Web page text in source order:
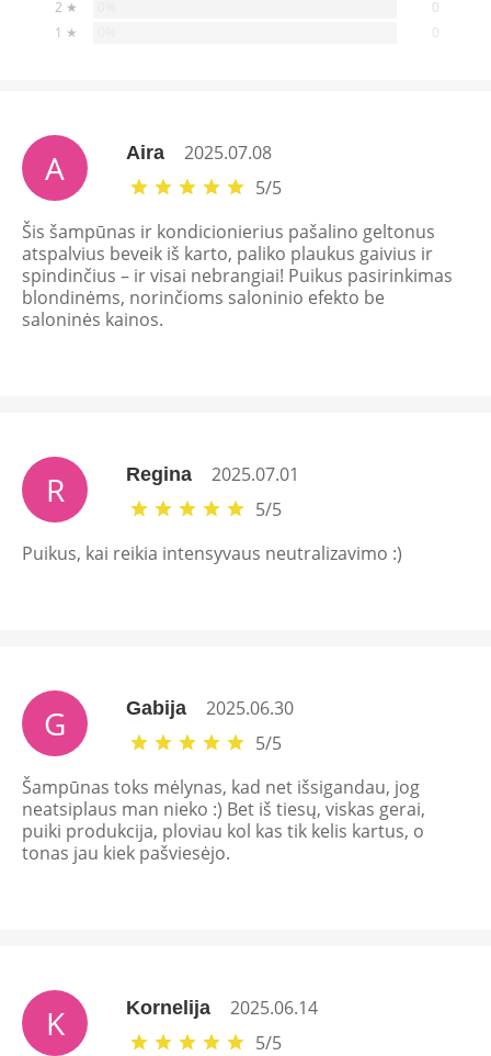
2 ★
0
1 ★
0
A Aira
2025.07.08
5/5
Šis šampūnas ir kondicionierius pašalino geltonus
atspalvius beveik iš karto, paliko plaukus gaivius ir
spindinčius – ir visai nebrangiai! Puikus pasirinkimas
blondinėms, norinčioms saloninio efekto be
saloninės kainos.
R Regina
2025.07.01
5/5
Puikus, kai reikia intensyvaus neutralizavimo :)
G Gabija
2025.06.30
5/5
Šampūnas toks mėlynas, kad net išsigandau, jog
neatsiplaus man nieko :) Bet iš tiesų, viskas gerai,
puiki produkcija, ploviau kol kas tik kelis kartus, o
tonas jau kiek pašviesėjo.
K Kornelija
2025.06.14
5/5